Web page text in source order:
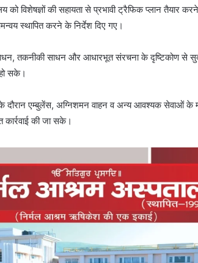
को विशेषज्ञों की सहायता से प्रभावी ट्रैफिक प्लान तैयार
स्थापित करने के निर्देश दिए गए।
तकनीकी साधन और आधारभूत संरचना के दृष्टिकोण से
सके।
के दौरान एम्बुलेंस, अग्निशमन वाहन व अन्य आवश्यक सेवाओं
कार्रवाई की जा सके।